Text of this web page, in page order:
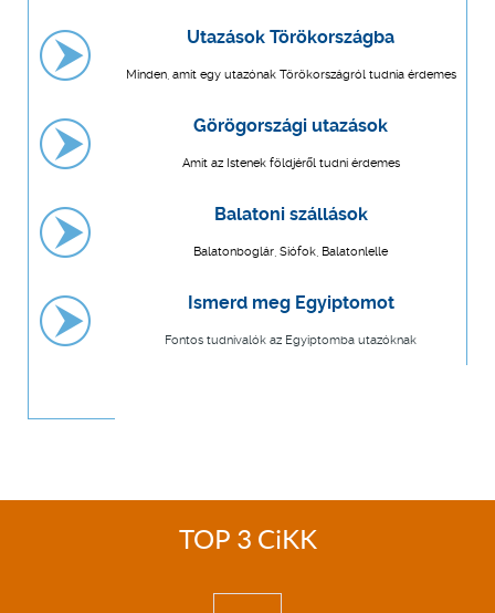
Utazások Törökországba
Minden, amit egy utazónak Törökországról tudnia érdemes
Görögországi utazások
Amit az Istenek földjéről tudni érdemes
Balatoni szállások
Balatonboglár, Siófok, Balatonlelle
Ismerd meg Egyiptomot
Fontos tudnivalók az Egyiptomba utazóknak
TOP 3 CiKK